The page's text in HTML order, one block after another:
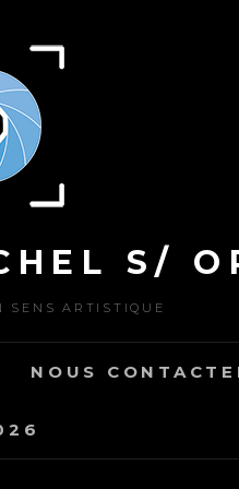
S/
SENS ARTISTIQUE
NOUS